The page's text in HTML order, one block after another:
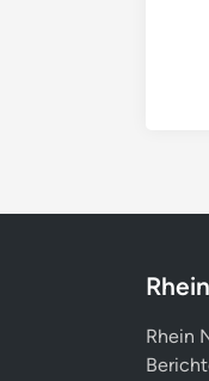
Rhein